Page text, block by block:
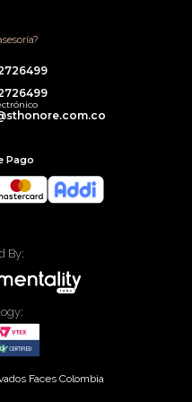
Pago
By:
Faces Colombia